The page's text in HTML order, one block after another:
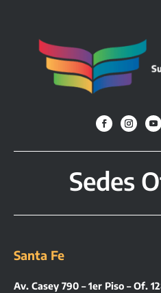
Sedes
Santa Fe
Av. Casey 790 – 1er Piso – Of.